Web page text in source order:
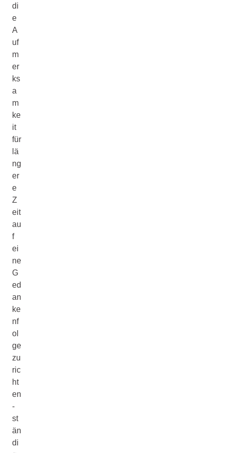
di
e
A
uf
m
er
ks
a
m
ke
it
für
lä
ng
er
e
Z
eit
au
f
ei
ne
G
ed
an
ke
nf
ol
ge
zu
ric
ht
en
-
st
än
di